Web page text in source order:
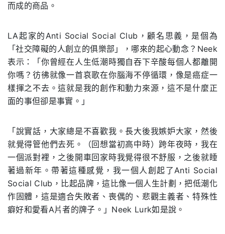
而成的商品。
LA起家的Anti Social Social Club，顧名思義，是個為
「社交障礙的人創立的俱樂部」，哪來的起心動念？Neek
表示：「你曾經在人生低潮時獨自吞下辛酸每個人都離開
你嗎？彷彿就像一首哀歌在你腦海不停循環，像是癌症一
樣揮之不去。這就是我的創作和動力來源，這不是什麼正
面的事但卻是事實。」
「說實話，大家總是不喜歡我。長大後我嫉妒大家，然後
就覺得管他們去死。（回想當初高中時）跨年夜時，我在
一個派對裡，之後開車回家時我覺得很不舒服，之後就睡
著過新年。帶著這種感覺，我一個人創起了Anti Social
Social Club，比起品牌，這比像一個人生計劃，把低潮化
作固體，這是適合失敗者、喪偶的、悲觀主義者、特殊性
癖好和愛看A片者的牌子。」Neek Lurk如是說。